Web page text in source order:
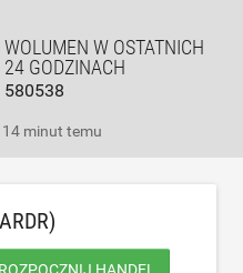
WOLUMEN W OSTATNICH
24 GODZINACH
580538
14 minut temu